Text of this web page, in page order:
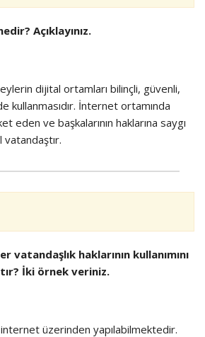
Açıklayınız.
dijital ortamları bilinçli, güvenli,
kullanmasıdır. İnternet ortamında
eden ve başkalarının haklarına saygı
vatandaşlık haklarının kullanımını
İki örnek veriniz.
üzerinden yapılabilmektedir.